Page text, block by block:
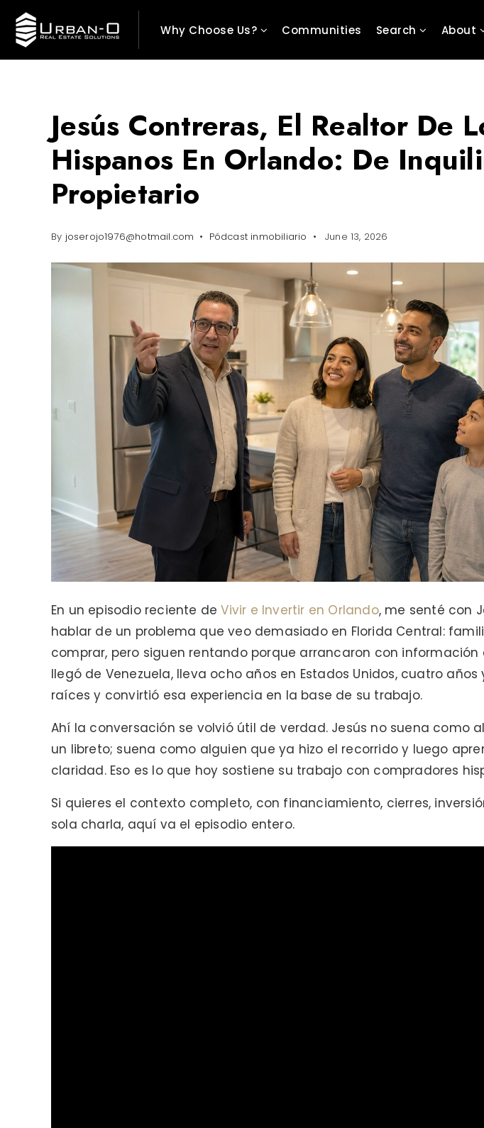
Why Choose Us? Communities Search About
Jesús Contreras, El Realtor De
Hispanos En Orlando: De
Propietario
By joserojo1976@hotmail.com Pódcast inmobiliario June 13, 2026
En un episodio reciente deVivir e Invertir en Orlando, me senté con
hablar de un problema que veo demasiado en Florida Central:
comprar, pero siguen rentando porque arrancaron con información
llegó de Venezuela, lleva ocho años en Estados Unidos, cuatro
raíces y convirtió esa experiencia en la base de su trabajo.
Ahí la conversación se volvió útil de verdad. Jesús no suena como
un libreto; suena como alguien que ya hizo el recorrido y luego
claridad. Eso es lo que hoy sostiene su trabajo con compradores
Si quieres el contexto completo, con financiamiento, cierres,
sola charla, aquí va el episodio entero.